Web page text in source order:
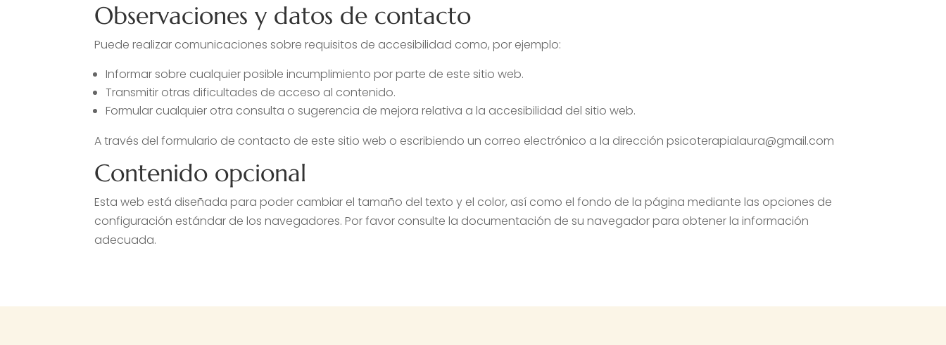
Observaciones y datos de contacto
Puede realizar comunicaciones sobre requisitos de accesibilidad como, por ejemplo:
Informar sobre cualquier posible incumplimiento por parte de este sitio web.
Transmitir otras dificultades de acceso al contenido.
Formular cualquier otra consulta o sugerencia de mejora relativa a la accesibilidad del sitio web.
A través del formulario de contacto de este sitio web o escribiendo un correo electrónico a la dirección psicoterapialaura@gmail.com
Contenido opcional
Esta web está diseñada para poder cambiar el tamaño del texto y el color, así como el fondo de la página mediante las opciones de
configuración estándar de los navegadores. Por favor consulte la documentación de su navegador para obtener la información
adecuada.